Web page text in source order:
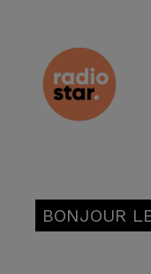
BONJOUR